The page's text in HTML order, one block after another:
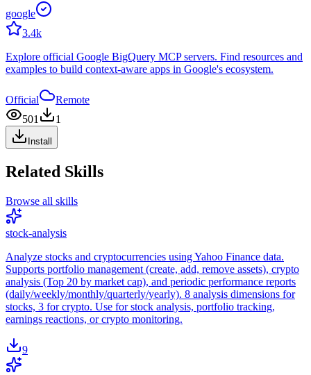
google
3.4k
Explore official Google BigQuery MCP servers. Find resources and
examples to build context-aware apps in Google's ecosystem.
Official
Remote
501
1
Install
Related Skills
Browse all skills
stock-analysis
Analyze stocks and cryptocurrencies using Yahoo Finance data.
Supports portfolio management (create, add, remove assets), crypto
analysis (Top 20 by market cap), and periodic performance reports
(daily/weekly/monthly/quarterly/yearly). 8 analysis dimensions for
stocks, 3 for crypto. Use for stock analysis, portfolio tracking,
earnings reactions, or crypto monitoring.
9